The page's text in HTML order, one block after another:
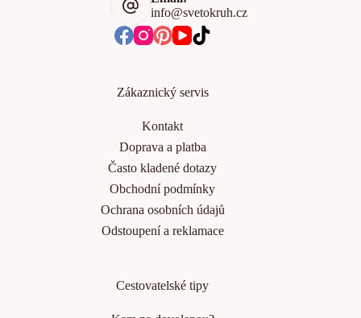
info@svetokruh.cz
Zákaznický servis
Kontakt
Doprava a platba
Často kladené dotazy
Obchodní podmínky
Ochrana osobních údajů
Odstoupení a reklamace
Cestovatelské tipy